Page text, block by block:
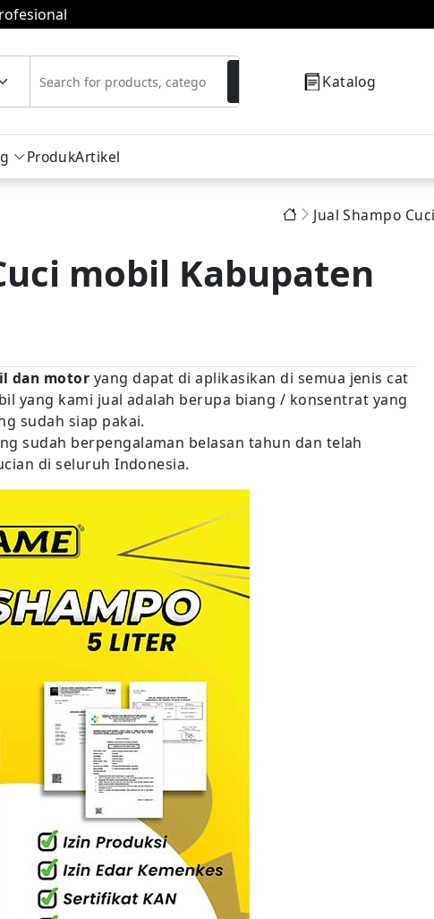
Katalog
Kompresor
ProdukArtikel
Jual Shampo
mobil Kabupaten
dan motor yang dapat di aplikasikan di semua jenis cat
yang kami jual adalah berupa biang / konsentrat yang
sudah siap pakai.
sudah berpengalaman belasan tahun dan telah
di seluruh Indonesia.